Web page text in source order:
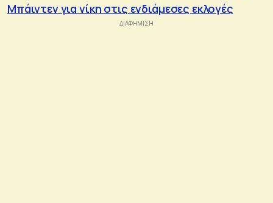
Μπάιντεν για νίκη στις ενδιάμεσες εκλογές